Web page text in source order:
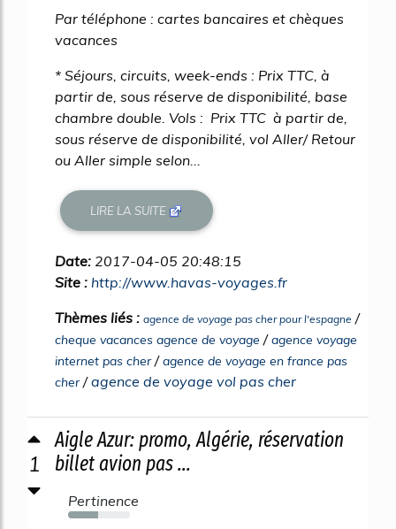
Par téléphone : cartes bancaires et chèques
vacances
* Séjours, circuits, week-ends : Prix TTC, à
partir de, sous réserve de disponibilité, base
chambre double. Vols : Prix TTC à partir de,
sous réserve de disponibilité, vol Aller/ Retour
ou Aller simple selon...
LIRE LA SUITE
Date: 2017-04-05 20:48:15
Site : http://www.havas-voyages.fr
Thèmes liés : agence de voyage pas cher pour l'espagne /
cheque vacances agence de voyage /agence voyage
internet pas cher/agence de voyage en france pas
cher/agence de voyage vol pas cher
1
Aigle Azur: promo, Algérie, réservation
billet avion pas ...
Pertinence
48%